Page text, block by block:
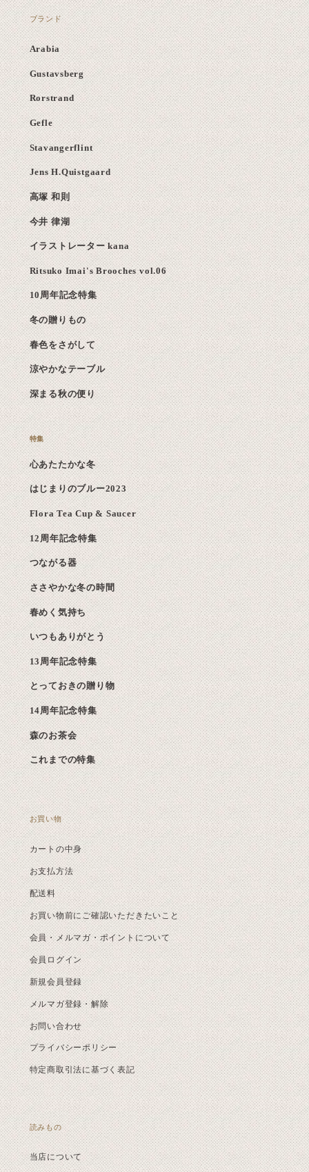
ブランド
Arabia
Gustavsberg
Rorstrand
Gefle
Stavangerflint
Jens H.Quistgaard
高塚 和則
今井 律湖
イラストレーター kana
Ritsuko Imai's Brooches vol.06
10周年記念特集
冬の贈りもの
春色をさがして
涼やかなテーブル
深まる秋の便り
心あたたかな冬
はじまりのブルー2023
Flora Tea Cup & Saucer
12周年記念特集
つながる器
ささやかな冬の時間
春めく気持ち
いつもありがとう
13周年記念特集
とっておきの贈り物
14周年記念特集
森のお茶会
これまでの特集
お買い物
カートの中身
お支払方法
配送料
お買い物前にご確認いただきたいこと
会員・メルマガ・ポイントについて
会員ログイン
新規会員登録
メルマガ登録・解除
お問い合わせ
プライバシーポリシー
特定商取引法に基づく表記
読みもの
当店について